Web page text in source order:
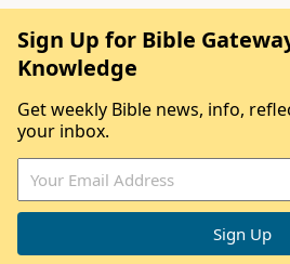
Sign Up for Bible
Knowledge
Get weekly Bible news, info,
your inbox.